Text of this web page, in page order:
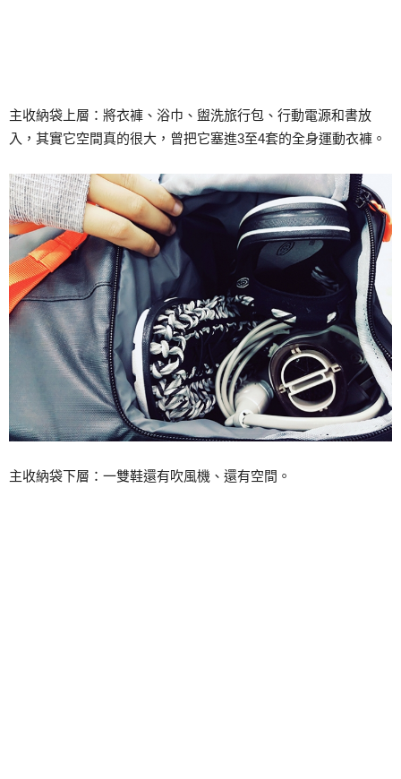
主收納袋上層：將衣褲、浴巾、盥洗旅行包、行動電源和書放
入，其實它空間真的很大，曾把它塞進3至4套的全身運動衣褲。
主收納袋下層：一雙鞋還有吹風機、還有空間。